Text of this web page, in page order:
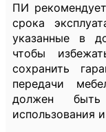
ПИ
срока
указанные в
чтобы
сохранить
передачи
должен
использования